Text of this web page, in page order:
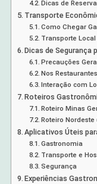
Dicas de Reserva
Transporte
Como Chegar
Transporte Local
Dicas de Segurança
Precauções
Nos Restaurantes
Interação com
Roteiros
Roteiro Minas
Roteiro
Aplicativos Úteis
Gastronomia
Transporte e
Segurança
Experiências